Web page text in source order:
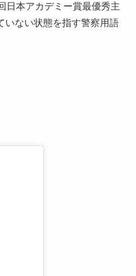
日本アカデミー賞最優秀主
いない状態を指す警察用語